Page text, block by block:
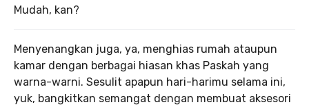
Mudah, kan?
Menyenangkan juga, ya, menghias rumah ataupun
kamar dengan berbagai hiasan khas Paskah yang
warna-warni. Sesulit apapun hari-harimu selama ini,
yuk, bangkitkan semangat dengan membuat aksesori